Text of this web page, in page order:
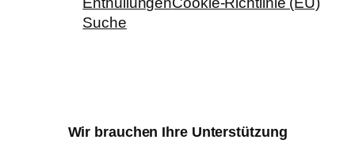
Suche
Wir brauchen Ihre Unterstützung